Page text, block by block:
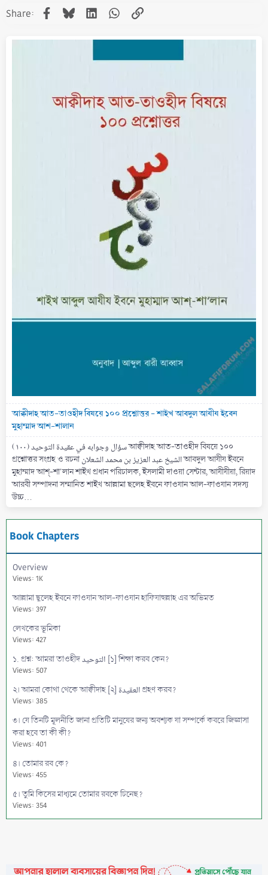
Share: Facebook
BlueskyLinkedInWhatsApp
Link
আক্বীদাহ আত-তাওহীদ বিষয়ে ১০০ প্রশ্নোত্তর - শাইখ আবদুল আযীয ইবেন
মুহাম্মাদ আশ-শালান
(۱۰۰) سؤال وجوابه في عقيدة التوحيد আক্বীদাহ আত-তাওহীদ বিষয়ে ১০০
প্রশ্নোত্তর সংগ্রহ ও রচনা الشيخ عبد العزيز بن محمد الشعلان আবদুল আযীয ইবনে
মুহাম্মাদ আশ্-শা'লান শাইখ প্রধান পরিচালক, ইসলামী দাওয়া সেন্টার, আযীযীয়া, রিয়াদ
আরবী সম্পাদনা সম্মানিত শাইখ আল্লামা ছলেহ ইবনে ফাওযান আল-ফাওযান সদস্য
উচ্চ...
Book Chapters
Overview
Views: 1K
আল্লামা ছ্বলেহ ইবনে ফাওযান আল-ফাওযান হাফিযাহুল্লাহ এর অভিমত
Views: 397
লেখকের ভূমিকা
Views: 427
১. প্রশ্ন: আমরা তাওহীদ التوحيد [১] শিক্ষা করব কেন?
Views: 507
২। আমরা কোথা থেকে আক্বীদাহ [২] العقيدة গ্রহণ করব?
Views: 385
৩। যে তিনটি মূলনীতি জানা প্রতিটি মানুষের জন্য অবশ্যক যা সম্পর্কে কবরে জিজ্ঞাসা
করা হবে তা কী কী?
Views: 401
৪। তোমার রব কে?
Views: 455
৫। তুমি কিসের মাধ্যমে তোমার রবকে চিনেছ?
Views: 354
প্রমাণ কী?